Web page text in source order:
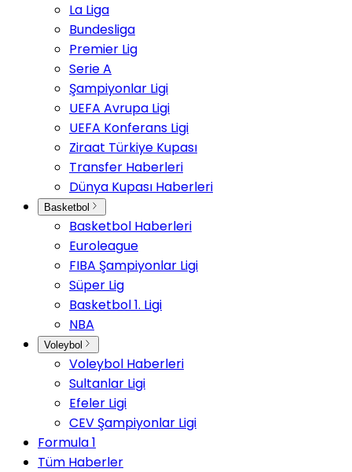
La Liga
Bundesliga
Premier Lig
Serie A
Şampiyonlar Ligi
UEFA Avrupa Ligi
UEFA Konferans Ligi
Ziraat Türkiye Kupası
Transfer Haberleri
Dünya Kupası Haberleri
Basketbol
Basketbol Haberleri
Euroleague
FIBA Şampiyonlar Ligi
Süper Lig
Basketbol 1. Ligi
NBA
Voleybol
Voleybol Haberleri
Sultanlar Ligi
Efeler Ligi
CEV Şampiyonlar Ligi
Formula 1
Tüm Haberler